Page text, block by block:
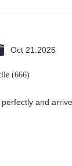
Oct 21.2025
(666)
and